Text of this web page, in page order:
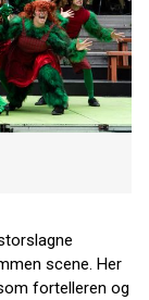
scene. Her
fortelleren og